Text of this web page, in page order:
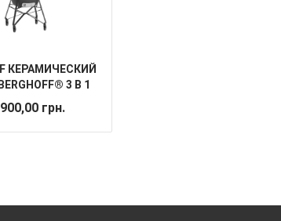
КЕРАМИЧЕСКИЙ
3 В 1
коптильня)
грн.